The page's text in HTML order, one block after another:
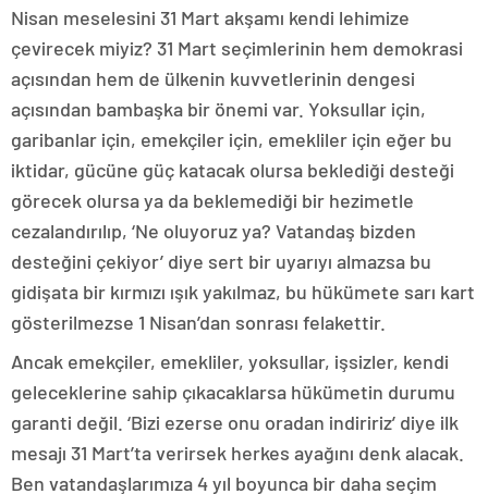
Nisan meselesini 31 Mart akşamı kendi lehimize
çevirecek miyiz? 31 Mart seçimlerinin hem demokrasi
açısından hem de ülkenin kuvvetlerinin dengesi
açısından bambaşka bir önemi var. Yoksullar için,
garibanlar için, emekçiler için, emekliler için eğer bu
iktidar, gücüne güç katacak olursa beklediği desteği
görecek olursa ya da beklemediği bir hezimetle
cezalandırılıp, ‘Ne oluyoruz ya? Vatandaş bizden
desteğini çekiyor’ diye sert bir uyarıyı almazsa bu
gidişata bir kırmızı ışık yakılmaz, bu hükümete sarı kart
gösterilmezse 1 Nisan’dan sonrası felakettir.
Ancak emekçiler, emekliler, yoksullar, işsizler, kendi
geleceklerine sahip çıkacaklarsa hükümetin durumu
garanti değil. ‘Bizi ezerse onu oradan indiririz’ diye ilk
mesajı 31 Mart’ta verirsek herkes ayağını denk alacak.
Ben vatandaşlarımıza 4 yıl boyunca bir daha seçim